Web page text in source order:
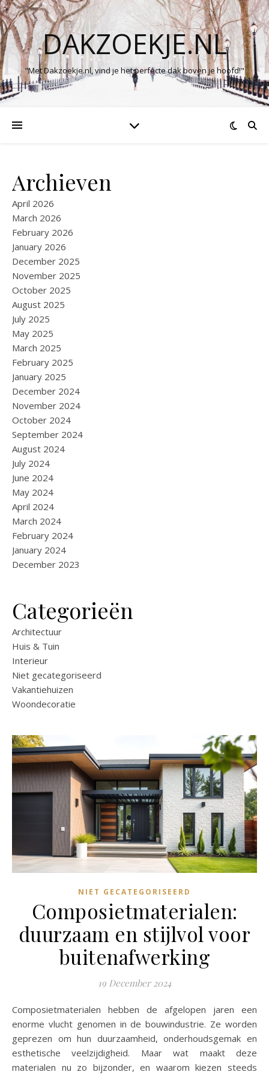
DAKZOEKJE.NL
"Met Dakzoekje.nl, vind je het perfecte dak boven je hoofd!"
Archieven
April 2026
March 2026
February 2026
January 2026
December 2025
November 2025
October 2025
August 2025
July 2025
May 2025
March 2025
February 2025
January 2025
December 2024
November 2024
October 2024
September 2024
August 2024
July 2024
June 2024
May 2024
April 2024
March 2024
February 2024
January 2024
December 2023
Categorieën
Architectuur
Huis & Tuin
Interieur
Niet gecategoriseerd
Vakantiehuizen
Woondecoratie
NIET GECATEGORISEERD
Composietmaterialen:
duurzaam en stijlvol voor
buitenafwerking
19 December 2024
Composietmaterialen hebben de afgelopen jaren een
enorme vlucht genomen in de bouwindustrie. Ze worden
geprezen om hun duurzaamheid, onderhoudsgemak en
esthetische veelzijdigheid. Maar wat maakt deze
materialen nu zo bijzonder, en waarom kiezen steeds